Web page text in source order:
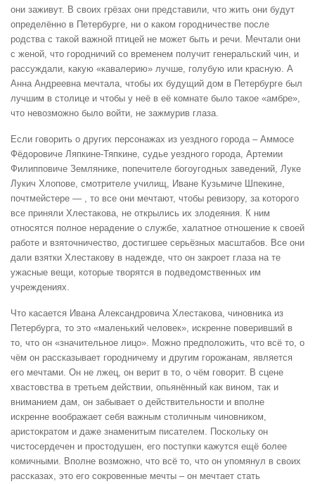
они заживут. В своих грёзах они представили, что жить они будут
определённо в Петербурге, ни о каком городничестве после
родства с такой важной птицей не может быть и речи. Мечтали они
с женой, что городничий со временем получит генеральский чин, и
рассуждали, какую «кавалерию» лучше, голубую или красную. А
Анна Андреевна мечтала, чтобы их будущий дом в Петербурге был
лучшим в столице и чтобы у неё в её комнате было такое «амбре»,
что невозможно было войти, не зажмурив глаза.
Если говорить о других персонажах из уездного города – Аммосе
Фёдоровиче Ляпкине-Тяпкине, судье уездного города, Артемии
Филипповиче Землянике, попечителе богоугодных заведений, Луке
Лукич Хлопове, смотрителе училищ, Иване Кузьмиче Шпекине,
почтмейстере — , то все они мечтают, чтобы ревизору, за которого
все приняли Хлестакова, не открылись их злодеяния. К ним
относятся полное нерадение о службе, халатное отношение к своей
работе и взяточничество, достигшее серьёзных масштабов. Все они
дали взятки Хлестакову в надежде, что он закроет глаза на те
ужасные вещи, которые творятся в подведомственных им
учреждениях.
Что касается Ивана Александровича Хлестакова, чиновника из
Петербурга, то это «маленький человек», искренне поверивший в
то, что он «значительное лицо». Можно предположить, что всё то, о
чём он рассказывает городничему и другим горожанам, является
его мечтами. Он не лжец, он верит в то, о чём говорит. В сцене
хвастовства в третьем действии, опьянённый как вином, так и
вниманием дам, он забывает о действительности и вполне
искренне воображает себя важным столичным чиновником,
аристократом и даже знаменитым писателем. Поскольку он
чистосердечен и простодушен, его поступки кажутся ещё более
комичными. Вполне возможно, что всё то, что он упомянул в своих
рассказах, это его сокровенные мечты – он мечтает стать